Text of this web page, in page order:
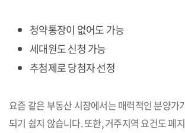
청약통장이 없어도 가능
세대원도 신청 가능
추첨제로 당첨자 선정
요즘 같은 부동산 시장에서는 매력적인 분양가
되기 쉽지 않습니다. 또한, 거주지역 요건도 폐